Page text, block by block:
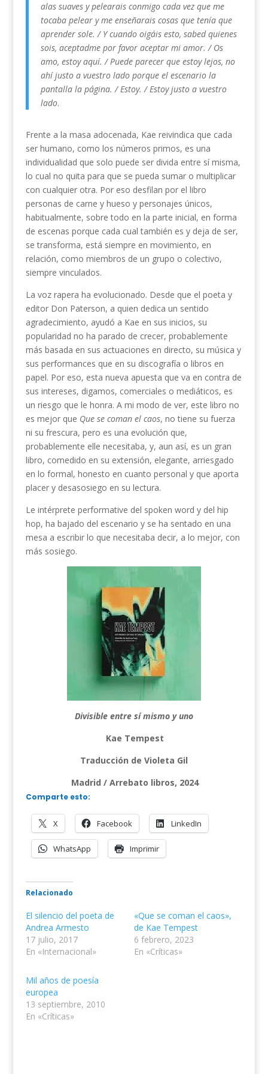
alas suaves y pelearais conmigo cada vez que me
tocaba pelear y me enseñarais cosas que tenía que
aprender sole. / Y cuando oigáis esto, sabed quienes
sois, aceptadme por favor aceptar mi amor. / Os
amo, estoy aquí. / Puede parecer que estoy lejos, no
ahí justo a vuestro lado porque el escenario la
pantalla la página. / Estoy. / Estoy justo a vuestro
lado.
Frente a la masa adocenada, Kae reivindica que cada
ser humano, como los números primos, es una
individualidad que solo puede ser divida entre sí misma,
lo cual no quita para que se pueda sumar o multiplicar
con cualquier otra. Por eso desfilan por el libro
personas de carne y hueso y personajes únicos,
habitualmente, sobre todo en la parte inicial, en forma
de escenas porque cada cual también es y deja de ser,
se transforma, está siempre en movimiento, en
relación, como miembros de un grupo o colectivo,
siempre vinculados.
La voz rapera ha evolucionado. Desde que el poeta y
editor Don Paterson, a quien dedica un sentido
agradecimiento, ayudó a Kae en sus inicios, su
popularidad no ha parado de crecer, probablemente
más basada en sus actuaciones en directo, su música y
sus performances que en su discografía o libros en
papel. Por eso, esta nueva apuesta que va en contra de
sus intereses, digamos, comerciales o mediáticos, es
un riesgo que le honra. A mi modo de ver, este libro no
es mejor que Que se coman el caos, no tiene su fuerza
ni su frescura, pero es una evolución que,
probablemente elle necesitaba, y, aun así, es un gran
libro, comedido en su extensión, elegante, arriesgado
en lo formal, honesto en cuanto personal y que aporta
placer y desasosiego en su lectura.
Le intérprete performative del spoken word y del hip
hop, ha bajado del escenario y se ha sentado en una
mesa a escribir lo que necesitaba decir, a lo mejor, con
más sosiego.
Divisible entre sí mismo y uno
Kae Tempest
Traducción de Violeta Gil
Madrid / Arrebato libros, 2024
Comparte esto:
X Facebook LinkedIn
WhatsApp Imprimir
Relacionado
El silencio del poeta de
Andrea Armesto
17 julio, 2017
En «Internacional»
«Que se coman el caos»,
de Kae Tempest
6 febrero, 2023
En «Críticas»
Mil años de poesía
europea
13 septiembre, 2010
En «Críticas»